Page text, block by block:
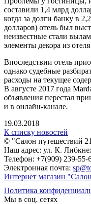
составили 1,4 млрд
когда за долги банку в
долларов) отель был
неизвестные стали
элементы декора из
Впоследствии отель
однако судебные
расходы на текущее
В августе 2017 года
объявления перестал
и в онлайн-канале.
19.03.2018
К списку новостей
© "Салон путешествий
Наш адрес: ул. К.
Телефон: +7(909) 239-55-
Электронная почта:
Интернет магазин
Политика
Мы в соц. сетях